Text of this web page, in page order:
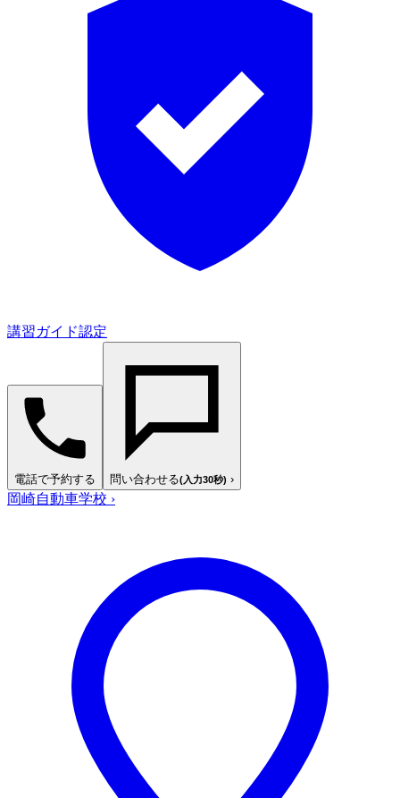
講習ガイド認定
電話で予約する 問い合わせる(入力30秒) ›
岡崎自動車学校 ›